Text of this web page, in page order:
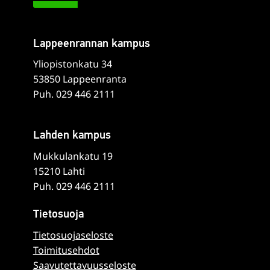
Lappeenrannan kampus
Yliopistonkatu 34
53850 Lappeenranta
Puh. 029 446 2111
Lahden kampus
Mukkulankatu 19
15210 Lahti
Puh. 029 446 2111
Tietosuoja
Tietosuojaseloste
Toimitusehdot
Saavutettavuusseloste